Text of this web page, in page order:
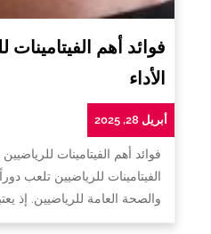
فوائد أهم
الأداء
أبريل 28, 2025
فوائد أهم الفيتامينات
الفيتامينات للرياضيين تلعب
والصحة العامة للرياضيين. إذ